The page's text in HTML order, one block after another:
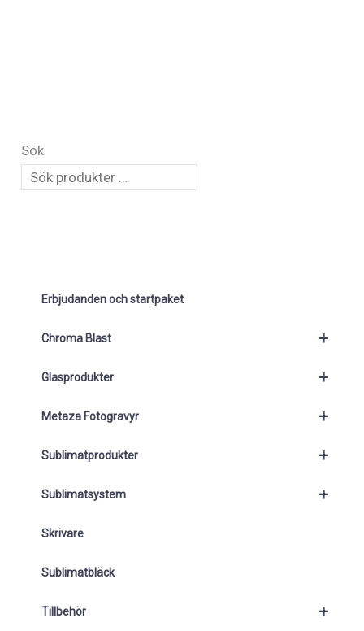
Sök
Erbjudanden och startpaket
+
Chroma Blast
+
Glasprodukter
+
Metaza Fotogravyr
+
Sublimatprodukter
+
Sublimatsystem
Skrivare
Sublimatbläck
+
Tillbehör